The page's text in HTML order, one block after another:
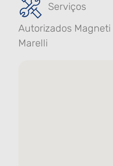
Serviços
Autorizados Magneti
Marelli